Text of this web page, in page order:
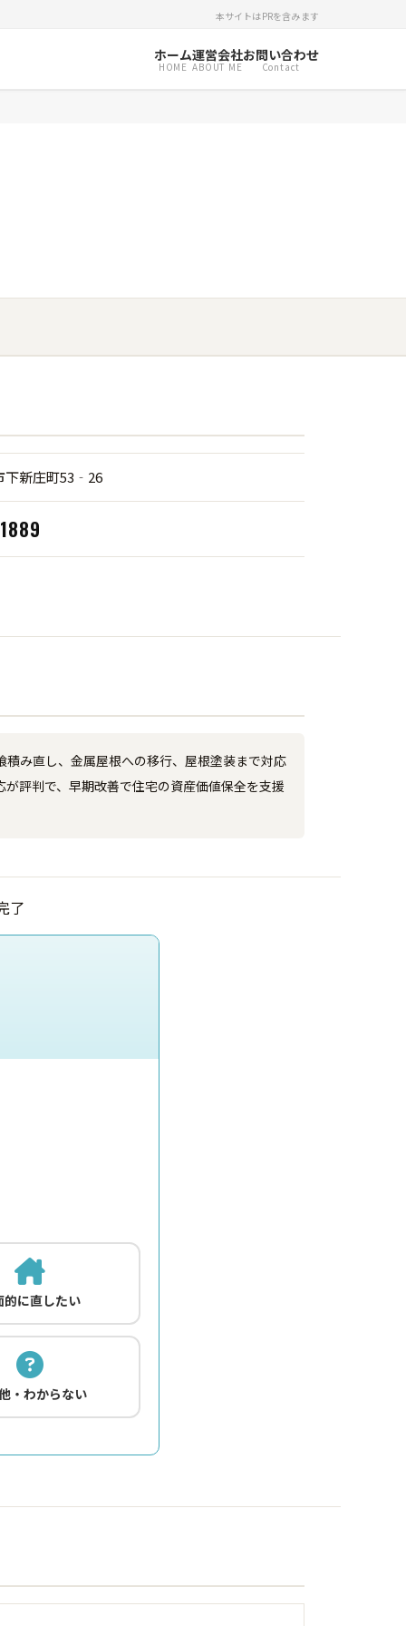
本サイトはPRを含みます
ホーム
HOME
運営会社
ABOUT ME
お問い合わせ
Contact
下新庄町53‑26
み直し、金属屋根への移行、屋根塗装まで対応
評判で、早期改善で住宅の資産価値保全を支援
的に直したい
・わからない